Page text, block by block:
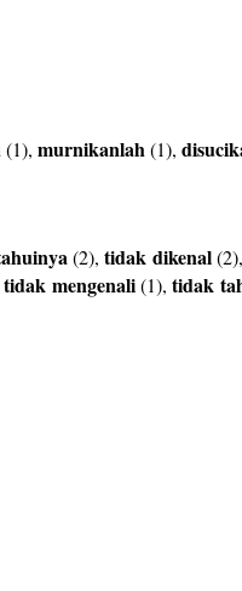
(1), murnikanlah(1),
(2), tidak dikenal(2),
tidak mengenali(1), tidak